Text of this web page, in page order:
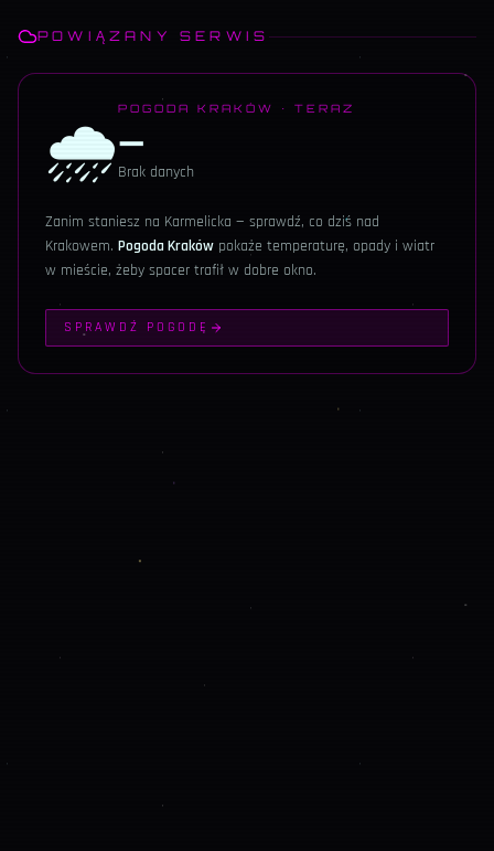
POWIĄZANY SERWIS
🌧️ POGODA KRAKÓW · TERAZ
—
Brak danych
Zanim staniesz na Karmelicka — sprawdź, co dziś nad
Krakowem. Pogoda Kraków pokaże temperaturę, opady i wiatr
w mieście, żeby spacer trafił w dobre okno.
SPRAWDŹ POGODĘ